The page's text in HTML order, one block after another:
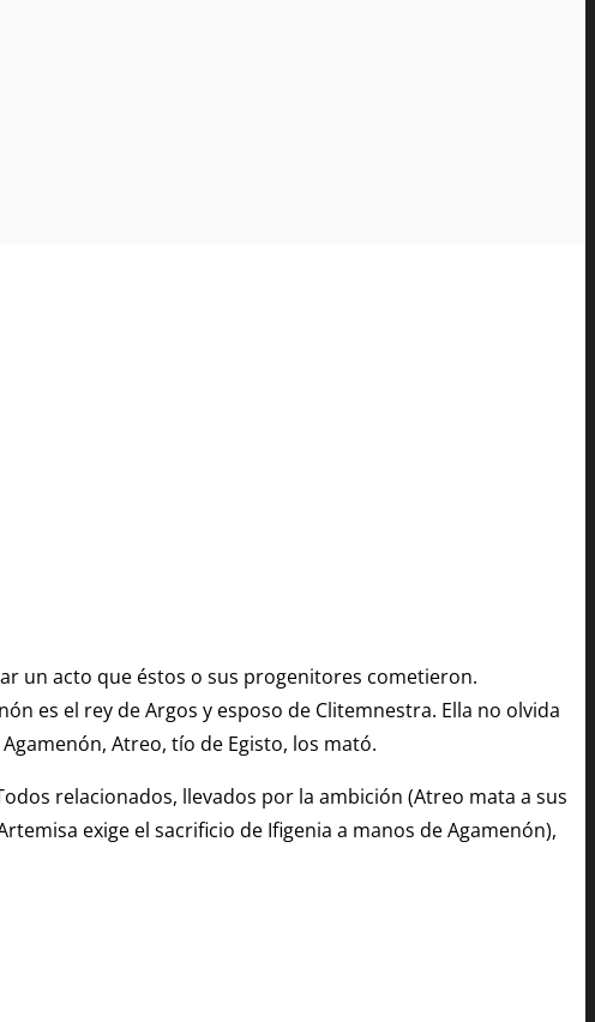
un acto que éstos o sus progenitores cometieron.
es el rey de Argos y esposo de Clitemnestra. Ella no olvida
Atreo, tío de Egisto, los mató.
relacionados, llevados por la ambición (Atreo mata a sus
exige el sacrificio de Ifigenia a manos de Agamenón),